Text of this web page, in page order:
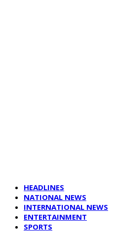
HEADLINES
NATIONAL NEWS
INTERNATIONAL NEWS
ENTERTAINMENT
SPORTS